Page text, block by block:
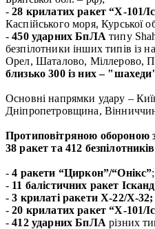
-28 крилатих ракет “Х-101/
Каспійського моря, Курської
-450 ударних БпЛА типу
безпілотники інших типів із
Орел, Шаталово, Міллерово,
близько 300 із них –
Основні напрямки удару –
Дніпропетровщина,
Протиповітряною обороною
38 ракет та 412 безпілотників
-4 ракети “Циркон”/“Онікс”;
- 11 балістичних ракет
-3 крилаті ракети Х-22/Х-32;
-20 крилатих ракет “Х-101/
-412 ударних БпЛА різних